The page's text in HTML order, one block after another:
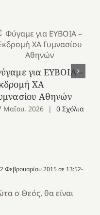
για ΕΥΒΟΙΑ –
ΧΑ
Αθηνών
Μαΐου, 2026 | 0 Σχόλια
Φεβρουαρίου 2015 σε 13:52-
ο Θεός, θα είναι